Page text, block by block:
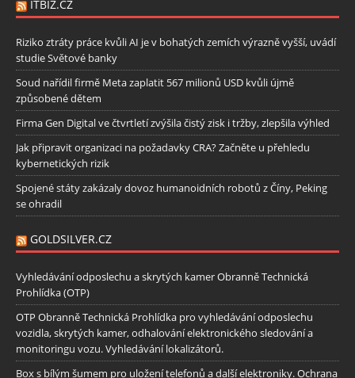
ITBIZ.CZ
Riziko ztráty práce kvůli AI je v bohatých zemích výrazně vyšší, uvádí
studie Světové banky
Soud nařídil firmě Meta zaplatit 567 milionů USD kvůli újmě
způsobené dětem
Firma Gen Digital ve čtvrtletí zvýšila čistý zisk i tržby, zlepšila výhled
Jak připravit organizaci na požadavky CRA? Začněte u přehledu
kybernetických rizik
Spojené státy zakázaly dovoz humanoidních robotů z Číny, Peking
se ohradil
GOLDSILVER.CZ
Vyhledávání odposlechu a skrytých kamer Obranně Technická
Prohlídka (OTP)
OTP Obranně Technická Prohlídka pro vyhledávání odposlechu
vozidla, skrytých kamer, odhalování elektronického sledování a
monitoringu vozu. Vyhledávání lokalizátorů.
Box s bílým šumem pro uložení telefonů a další elektroniky. Ochrana